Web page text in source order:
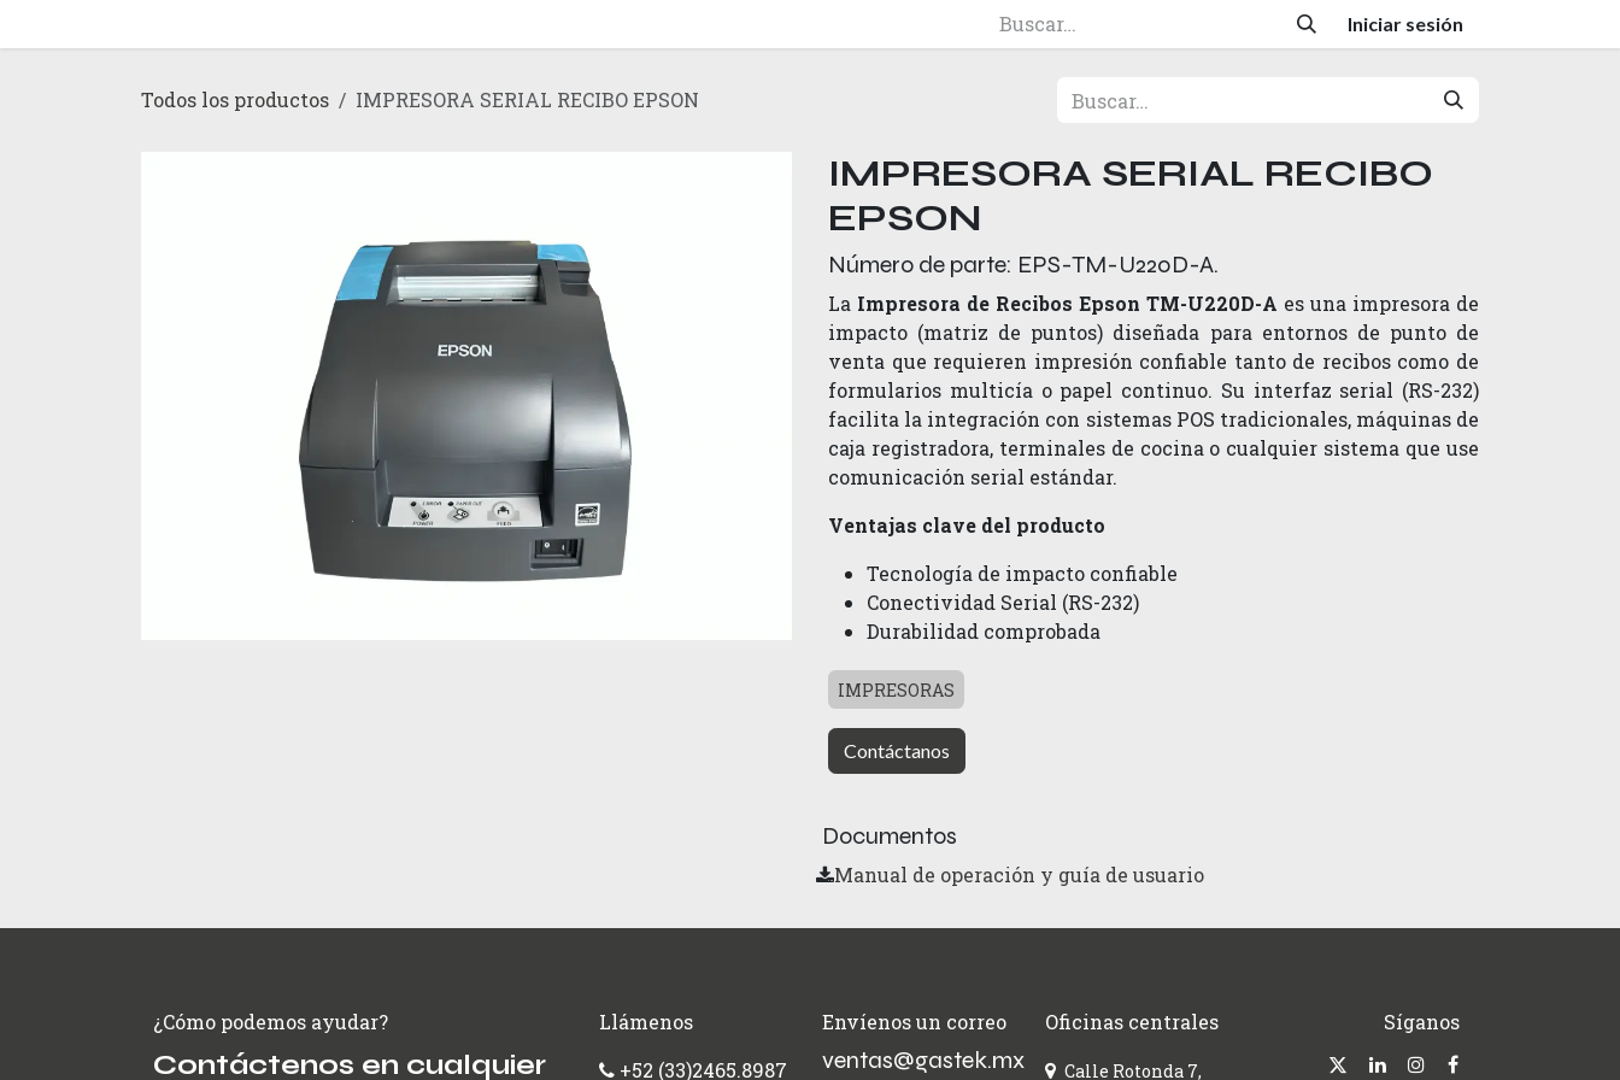
Iniciar sesión
Todos los productos IMPRESORA SERIAL RECIBO EPSON
IMPRESORA SERIAL RECIBO
EPSON
Número de parte: EPS-TM-U220D-A.
La Impresora de Recibos Epson TM-U220D-A es una impresora de
impacto (matriz de puntos) diseñada para entornos de punto de
venta que requieren impresión confiable tanto de recibos como de
formularios multicía o papel continuo. Su interfaz serial (RS-232)
facilita la integración con sistemas POS tradicionales, máquinas de
caja registradora, terminales de cocina o cualquier sistema que use
comunicación serial estándar.
Ventajas clave del producto
Tecnología de impacto confiable
Conectividad Serial (RS-232)
Durabilidad comprobada
IMPRESORAS
Contáctanos
Documentos
Manual de operación y guía de usuario
Síganos
¿Cómo podemos ayudar?
Contáctenos en cualquier
Oficinas centrales
Calle Rotonda 7,
Envíenos un correo
ventas@gastek.mx
Llámenos
+52 (33)2465.8987